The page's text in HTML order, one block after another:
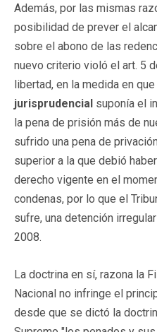
Además, por las mismas
posibilidad de prever el
sobre el abono de las
nuevo criterio violó el art. 5
libertad, en la medida en
jurisprudencial suponía el
la pena de prisión más de
sufrido una pena de
superior a la que debió
derecho vigente en el
condenas, por lo que el
sufre, una detención
2008.
La doctrina en sí, razona la
Nacional no infringe el
desde que se dictó la